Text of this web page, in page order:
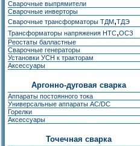
Сварочные выпрямители
Сварочные инверторы
Сварочные трансформаторы ТДМ,ТДЭ
Трансформаторы напряжения НТС,ОСЗ
Реостаты балластные
Сварочные генераторы
Установки УСН к тракторам
Аксессуары
Аргонно-дуговая сварка
Аппараты постоянного тока
Универсальные аппараты AC/DC
Горелки
Аксессуары
Точечная сварка